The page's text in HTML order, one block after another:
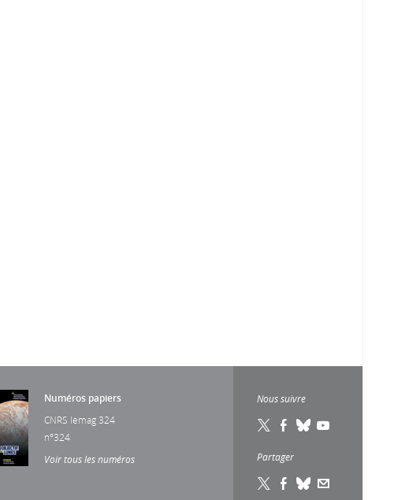
Numéros papiers
CNRS lemag 324
n°324
Voir tous les numéros
Nous suivre
Partager